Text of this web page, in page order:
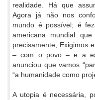
realidade. Há que
Agora já não nos
mundo é possível; é
americana mundial
precisamente, Exigimos
– com o povo – e a
anunciou que vamos
“a humanidade como
A utopia é necessária,